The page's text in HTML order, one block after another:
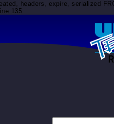
headers, expire, serialized
135